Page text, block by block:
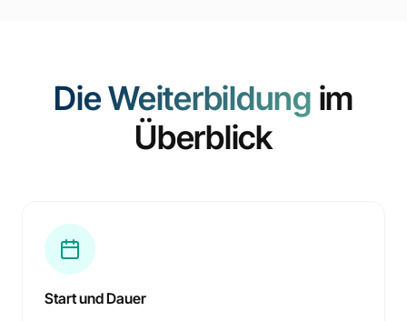
Die Weiterbildung im
Überblick
Start und Dauer